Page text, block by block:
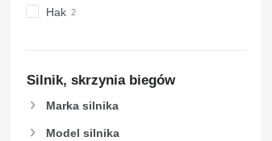
Hak
Silnik, skrzynia biegów
Marka silnika
Model silnika